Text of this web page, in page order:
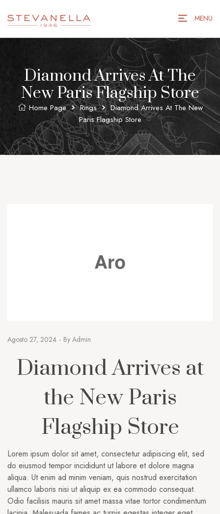
MENU
Diamond Arrives At The
New Paris Flagship Store
Home Page Rings
Diamond Arrives At The New
Paris Flagship Store
Agosto 27, 2024 By Admin
Diamond Arrives at
the New Paris
Flagship Store
Lorem ipsum dolor sit amet, consectetur adipiscing elit, sed
do eiusmod tempor incididunt ut labore et dolore magna
aliqua. Ut enim ad minim veniam, quis nostrud exercitation
ullamco laboris nisi ut aliquip ex ea commodo consequat.
Odio facilisis mauris sit amet massa vitae tortor condimentum